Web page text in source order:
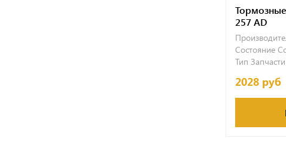
257 AD
Состояние
Тип
2028 руб